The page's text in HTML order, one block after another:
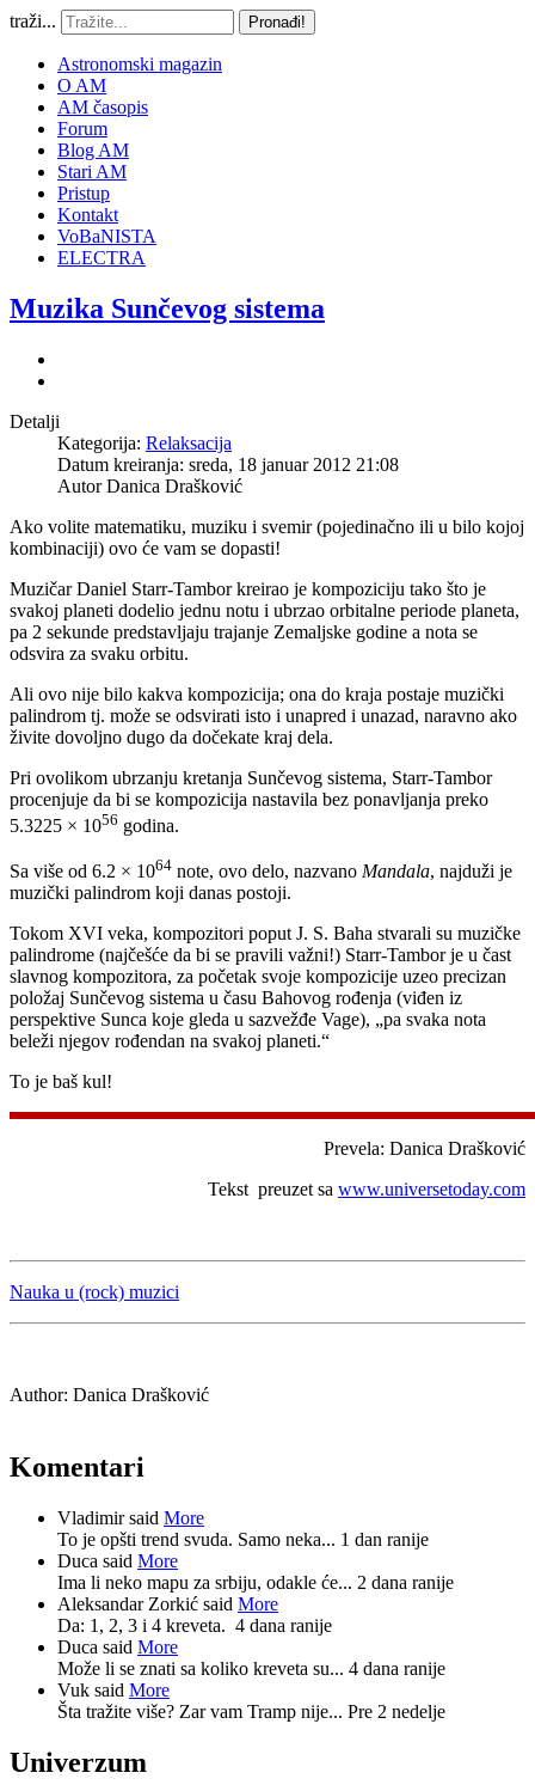
traži... Pronađi!
Astronomski magazin
O AM
AM časopis
Forum
Blog AM
Stari AM
Pristup
Kontakt
VoBaNISTA
ELECTRA
Muzika Sunčevog sistema
Detalji
Kategorija: Relaksacija
Datum kreiranja: sreda, 18 januar 2012 21:08
AutorDanica Drašković
Ako volite matematiku, muziku i svemir (pojedinačno ili u bilo kojoj
kombinaciji) ovo će vam se dopasti!
Muzičar Daniel Starr-Tambor kreirao je kompoziciju tako što je
svakoj planeti dodelio jednu notu i ubrzao orbitalne periode planeta,
pa 2 sekunde predstavljaju trajanje Zemaljske godine a nota se
odsvira za svaku orbitu.
Ali ovo nije bilo kakva kompozicija; ona do kraja postaje muzički
palindrom tj. može se odsvirati isto i unapred i unazad, naravno ako
živite dovoljno dugo da dočekate kraj dela.
Pri ovolikom ubrzanju kretanja Sunčevog sistema, Starr-Tambor
procenjuje da bi se kompozicija nastavila bez ponavljanja preko
5.3225 × 1056 godina.
Sa više od 6.2 × 1064 note, ovo delo, nazvano Mandala, najduži je
muzički palindrom koji danas postoji.
Tokom XVI veka, kompozitori poput J. S. Baha stvarali su muzičke
palindrome (najčešće da bi se pravili važni!) Starr-Tambor je u čast
slavnog kompozitora, za početak svoje kompozicije uzeo precizan
položaj Sunčevog sistema u času Bahovog rođenja (viđen iz
perspektive Sunca koje gleda u sazvežđe Vage), „pa svaka nota
beleži njegov rođendan na svakoj planeti.“
To je baš kul!
Prevela: Danica Drašković
Tekst preuzet sa www.universetoday.com
Nauka u (rock) muzici
Author: Danica Drašković
Komentari
Vladimir said More
To je opšti trend svuda. Samo neka... 1 dan ranije
Duca said More
Ima li neko mapu za srbiju, odakle će... 2 dana ranije
Aleksandar Zorkić said More
Da: 1, 2, 3 i 4 kreveta. 4 dana ranije
Duca said More
Može li se znati sa koliko kreveta su... 4 dana ranije
Vuk said More
Šta tražite više? Zar vam Tramp nije... Pre 2 nedelje
Univerzum